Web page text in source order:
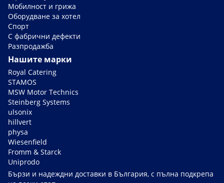
Мобилност и грижа
Оборудване за хотел
Спорт
С фабрични дефекти
Разпродажба
Нашите марки
Royal Catering
STAMOS
MSW Motor Technics
Steinberg Systems
ulsonix
hillvert
physa
Wiesenfield
Fromm & Starck
Uniprodo
Бързи и надеждни доставки в България, с пълна подкрепа